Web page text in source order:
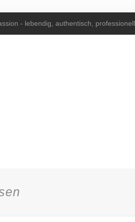
- lebendig, authentisch, professionell